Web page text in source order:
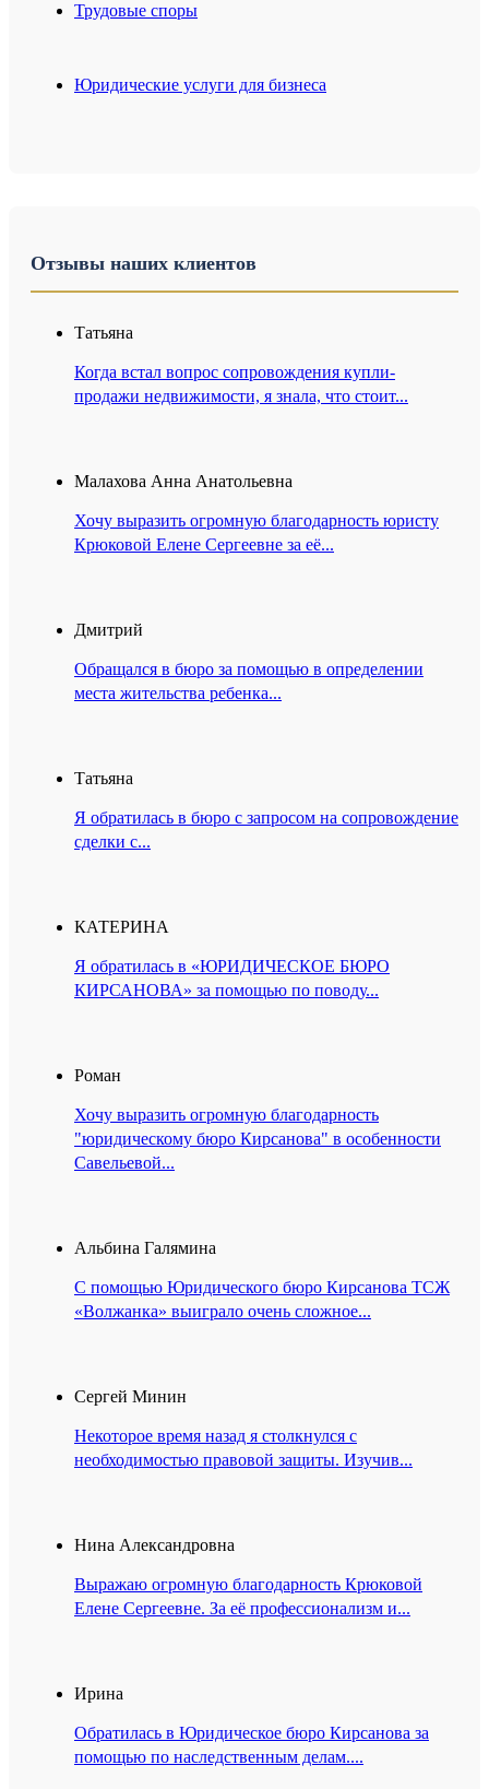
Трудовые споры
Юридические услуги для бизнеса
Отзывы наших клиентов
Татьяна
Когда встал вопрос сопровождения купли-
продажи недвижимости, я знала, что стоит...
Малахова Анна Анатольевна
Хочу выразить огромную благодарность юристу
Крюковой Елене Сергеевне за её...
Дмитрий
Обращался в бюро за помощью в определении
места жительства ребенка...
Татьяна
Я обратилась в бюро с запросом на сопровождение
сделки с...
КАТЕРИНА
Я обратилась в «ЮРИДИЧЕСКОЕ БЮРО
КИРСАНОВА» за помощью по поводу...
Роман
Хочу выразить огромную благодарность
"юридическому бюро Кирсанова" в особенности
Савельевой...
Альбина Галямина
С помощью Юридического бюро Кирсанова ТСЖ
«Волжанка» выиграло очень сложное...
Сергей Минин
Некоторое время назад я столкнулся с
необходимостью правовой защиты. Изучив...
Нина Александровна
Выражаю огромную благодарность Крюковой
Елене Сергеевне. За её профессионализм и...
Ирина
Обратилась в Юридическое бюро Кирсанова за
помощью по наследственным делам....